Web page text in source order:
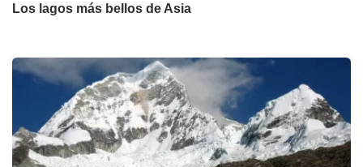
Los lagos más bellos de Asia